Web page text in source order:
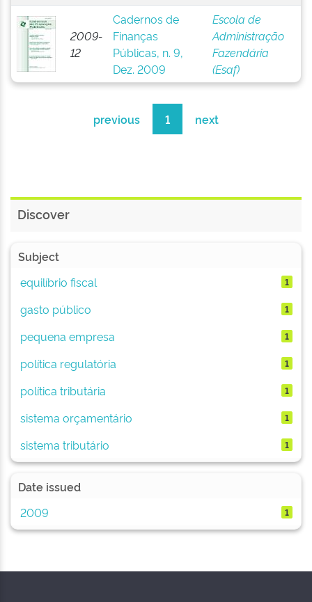
2009-
12
Cadernos de
Finanças
Públicas, n. 9,
Dez. 2009
Escola de
Administração
Fazendária
(Esaf)
previous 1 next
Discover
Subject
equilíbrio fiscal
1
gasto público 1
pequena empresa 1
política regulatória 1
política tributária 1
sistema orçamentário 1
sistema tributário 1
Date issued
2009
1